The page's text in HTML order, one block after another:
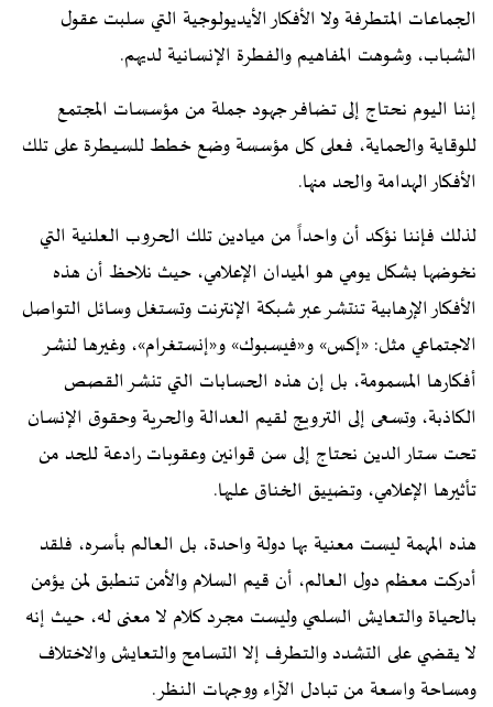
الجماعات المتطرفة ولا الأفكار الأيديولوجية التي سلبت عقول
الشباب، وشوهت المفاهيم والفطرة الإنسانية لديهم.
إننا اليوم نحتاج إلى تضافر جهود جملة من مؤسسات المجتمع
للوقاية والحماية، فعلى كل مؤسسة وضع خطط للسيطرة على تلك
الأفكار الهدامة والحد منها.
لذلك فإننا نؤكد أن واحداً من ميادين تلك الحروب العلنية التي
نخوضها بشكل يومي هو الميدان الإعلامي، حيث نلاحظ أن هذه
الأفكار الإرهابية تنتشر عبر شبكة الإنترنت وتستغل وسائل التواصل
الاجتماعي مثل: «إكس» و«فيسبوك» و«إنستغرام»، وغيرها لنشر
أفكارها المسمومة، بل إن هذه الحسابات التي تنشر القصص
الكاذبة، وتسعى إلى الترويج لقيم العدالة والحرية وحقوق الإنسان
تحت ستار الدين نحتاج إلى سن قوانين وعقوبات رادعة للحد من
تأثيرها الإعلامي، وتضييق الخناق عليها.
هذه المهمة ليست معنية بها دولة واحدة، بل العالم بأسره، فلقد
أدركت معظم دول العالم، أن قيم السلام والأمن تنطبق لمن يؤمن
بالحياة والتعايش السلمي وليست مجرد كلام لا معنى له، حيث إنه
لا يقضي على التشدد والتطرف إلا التسامح والتعايش والاختلاف
ومساحة واسعة من تبادل الآراء ووجهات النظر.